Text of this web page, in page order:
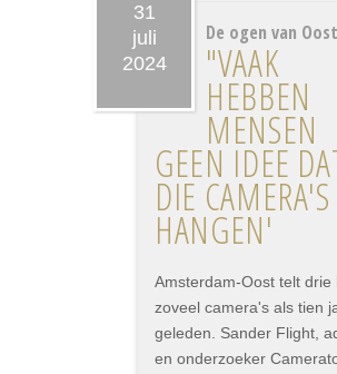
31
juli
2024
De ogen van Oost
"VAAK
HEBBEN
MENSEN
GEEN IDEE
DIE
HANGEN'
Amsterdam-Oost telt drie
zoveel camera's als tien
geleden. Sander Flight,
en onderzoeker